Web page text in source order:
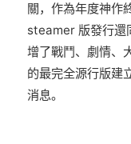
關，作為年度神作
steamer 版發行還
增了戰鬥、劇情、
的最完全源行版建
消息。